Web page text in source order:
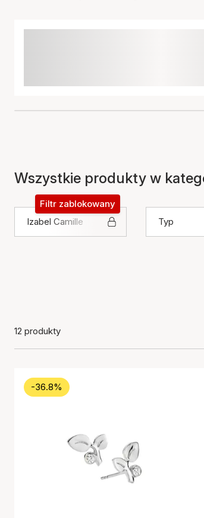
Wszystkie produkty w
Izabel Camille
Filtr zablokowany
Typ
12 produkty
-36.8%